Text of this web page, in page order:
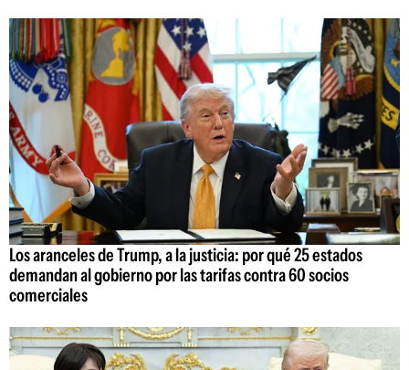
Los aranceles de Trump, a la justicia: por qué 25 estados
demandan al gobierno por las tarifas contra 60 socios
comerciales